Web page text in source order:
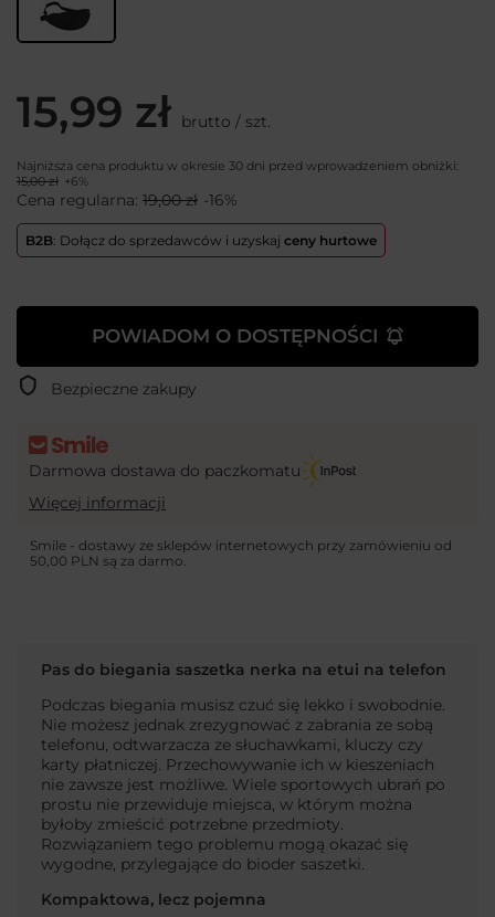
15,99 zł brutto / szt.
Najniższa cena produktu w okresie 30 dni przed wprowadzeniem obniżki:
15,00 zł +6%
Cena regularna: 19,00 zł -16%
B2B: Dołącz do sprzedawców i uzyskaj ceny hurtowe
POWIADOM O DOSTĘPNOŚCI
Bezpieczne zakupy
Darmowa dostawa do paczkomatu
Więcej informacji
Smile - dostawy ze sklepów internetowych przy zamówieniu od
50,00 PLN są za darmo.
Pas do biegania saszetka nerka na etui na telefon
Podczas biegania musisz czuć się lekko i swobodnie.
Nie możesz jednak zrezygnować z zabrania ze sobą
telefonu, odtwarzacza ze słuchawkami, kluczy czy
karty płatniczej. Przechowywanie ich w kieszeniach
nie zawsze jest możliwe. Wiele sportowych ubrań po
prostu nie przewiduje miejsca, w którym można
byłoby zmieścić potrzebne przedmioty.
Rozwiązaniem tego problemu mogą okazać się
wygodne, przylegające do bioder saszetki.
Kompaktowa, lecz pojemna